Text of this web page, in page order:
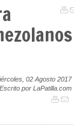
02 Agosto 2017
Escrito por LaPatilla.com